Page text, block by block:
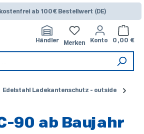
ab 100€ Bestellwert (DE)
Händler Merken Konto 0,00 €
Edelstahl Ladekantenschutz - outside
90 ab Baujahr